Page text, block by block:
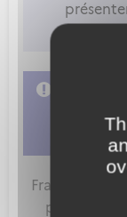
L'accès
vous
pour